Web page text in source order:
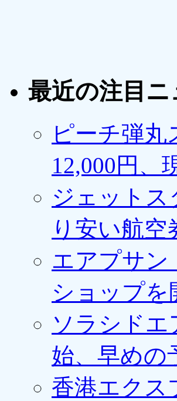
最近の注目ニ
ピーチ弾
12,000円、
ジェット
り安い航
エアプサン
ショップを
ソラシド
始、早めの
香港エクス